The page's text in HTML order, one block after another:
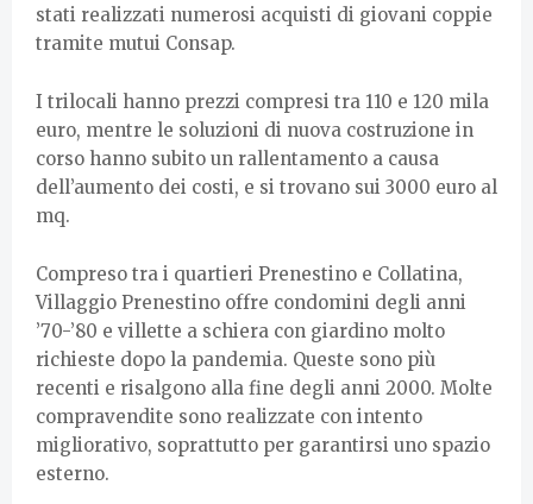
stati realizzati numerosi acquisti di giovani coppie
tramite mutui Consap.
I trilocali hanno prezzi compresi tra 110 e 120 mila
euro, mentre le soluzioni di nuova costruzione in
corso hanno subito un rallentamento a causa
dell’aumento dei costi, e si trovano sui 3000 euro al
mq.
Compreso tra i quartieri Prenestino e Collatina,
Villaggio Prenestino offre condomini degli anni
’70-’80 e villette a schiera con giardino molto
richieste dopo la pandemia. Queste sono più
recenti e risalgono alla fine degli anni 2000. Molte
compravendite sono realizzate con intento
migliorativo, soprattutto per garantirsi uno spazio
esterno.